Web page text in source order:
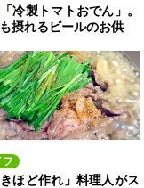
冷製トマトおでん」。
摂れるビールのお供
フ
きほど作れ」料理人がス